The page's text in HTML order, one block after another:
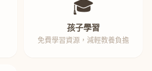
🎓
孩子學習
免費學習資源，減輕教養負擔